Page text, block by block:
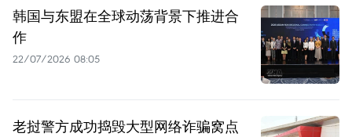
韩国与东盟在全球动荡背景下推进合
作
22/07/2026 08:05
老挝警方成功捣毁大型网络诈骗窝点